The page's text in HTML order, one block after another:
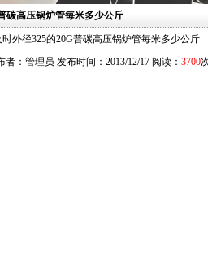
碳高压锅炉管毎米多少公斤
外径325的20G普碳高压锅炉管毎米多少公斤
者：管理员 发布时间：2013/12/17 阅读： 3700